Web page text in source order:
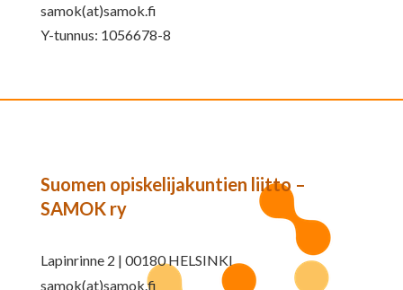
samok(at)samok.fi
Y-tunnus: 1056678-8
Suomen opiskelijakuntien liitto –
SAMOK ry
Lapinrinne 2 | 00180 HELSINKI
samok(at)samok.fi